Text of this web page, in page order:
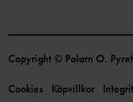
Copyright © Polarn O.
Cookies Köpvillkor